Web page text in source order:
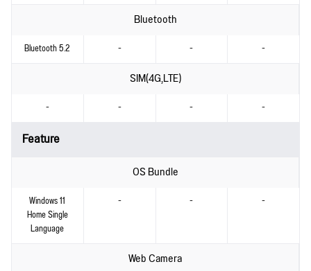
Bluetooth
Bluetooth 5.2 - - -
SIM(4G,LTE)
- - - -
Feature
OS Bundle
Windows 11
Home Single
Language
- - -
Web Camera